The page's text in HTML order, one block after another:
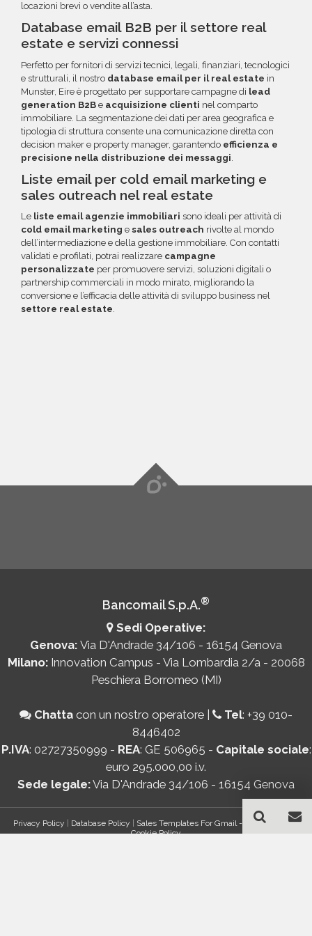
locazioni brevi o vendite all’asta.
Database email B2B per il settore real
estate e servizi connessi
Perfetto per fornitori di servizi tecnici, legali, finanziari, tecnologici
e strutturali, il nostro database email per il real estate in
Munster, Eire è progettato per supportare campagne di lead
generation B2B e acquisizione clienti nel comparto
immobiliare. La segmentazione dei dati per area geografica e
tipologia di struttura consente una comunicazione diretta con
decision maker e property manager, garantendo efficienza e
precisione nella distribuzione dei messaggi
Liste email per cold email marketing e
sales outreach nel real estate
Le liste email agenzie immobiliari sono ideali per attività di
cold email marketing e sales outreach rivolte al mondo
dell’intermediazione e della gestione immobiliare. Con contatti
validati e profilati, potrai realizzare campagne
personalizzate per promuovere servizi, soluzioni digitali o
partnership commerciali in modo mirato, migliorando la
conversione e l’efficacia delle attività di sviluppo business nel
settore real estate.
Bancomail S.p.A.®
Sedi Operative:
Genova: Via D'Andrade 34/106 - 16154 Genova
Milano: Innovation Campus - Via Lombardia 2/a - 20068
Peschiera Borromeo (MI)
Chatta con un nostro operatore | Tel: +39 010-
8446402
P.IVA: 02727350999 - REA: GE 506965 - Capitale sociale:
euro 295.000,00 i.v.
Sede legale:Via D'Andrade 34/106 - 16154 Genova
Privacy Policy | Database Policy | Sales Templates For Gmail - AddOn Policy|
Cookie Policy